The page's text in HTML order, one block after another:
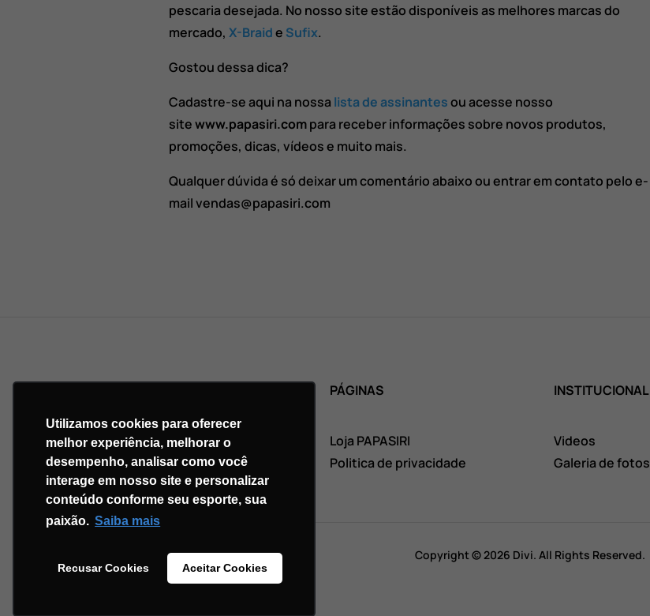
Utilizamos cookies para oferecer
melhor experiência, melhorar o
desempenho, analisar como você
interage em nosso site e personalizar
conteúdo conforme seu esporte, sua
paixão. Saiba mais
Recusar Cookies Aceitar Cookies
pescaria desejada. No nosso site estão disponíveis as melhores marcas do
mercado, X-Braide Sufix.
Gostou dessa dica?
Cadastre-se aqui na nossa lista de assinantesou acesse nosso
sitewww.papasiri.compara receber informações sobre novos produtos,
promoções, dicas, vídeos e muito mais.
Qualquer dúvida é só deixar um comentário abaixo ou entrar em contato pelo e-
mail vendas@papasiri.com
Início
Quem somos
Contato
PÁGINAS
Loja PAPASIRI
Politica de privacidade
INSTITUCIONAL
Videos
Galeria de fotos
Copyright © 2026 Divi. All Rights Reserved.